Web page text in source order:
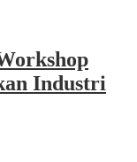
Industri